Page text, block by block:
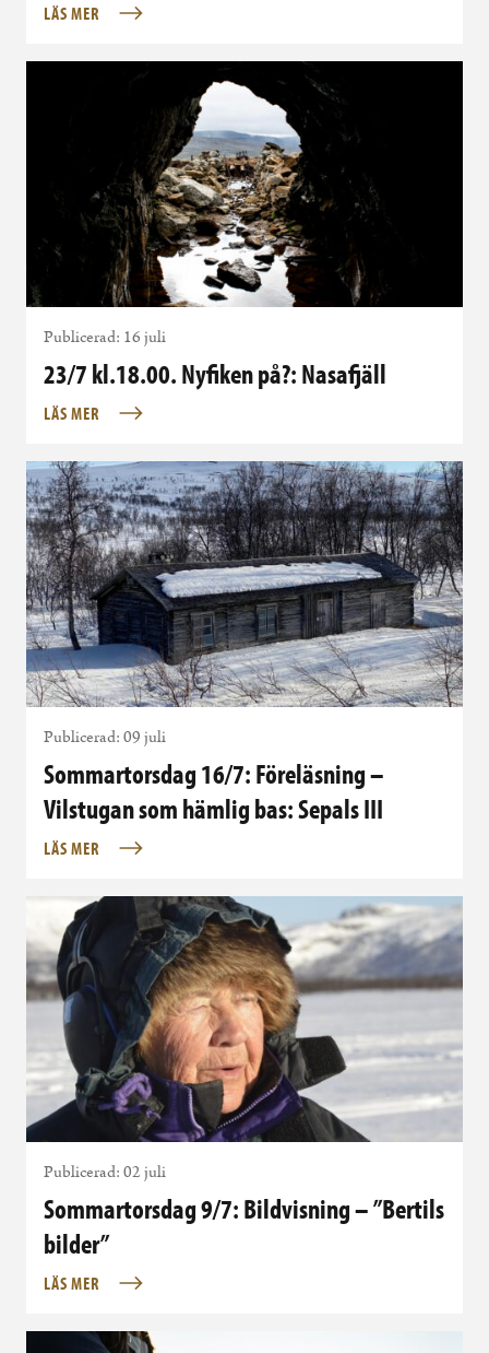
LÄS MER
Publicerad: 16 juli
23/7 kl.18.00. Nyfiken på?: Nasafjäll
LÄS MER
Publicerad: 09 juli
Sommartorsdag 16/7: Föreläsning –
Vilstugan som hämlig bas: Sepals III
LÄS MER
Publicerad: 02 juli
Sommartorsdag 9/7: Bildvisning – ”Bertils
bilder”
LÄS MER